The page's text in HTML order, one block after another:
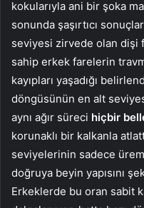
kokularıyla ani bir şoka
sonunda şaşırtıcı
seviyesi zirvede olan dişi
sahip erkek farelerin
kayıpları yaşadığı
döngüsünün en alt
aynı ağır süreci hiçbir
korunaklı bir kalkanla
seviyelerinin sadece
doğruya beyin yapısını
Erkeklerde bu oran sabit